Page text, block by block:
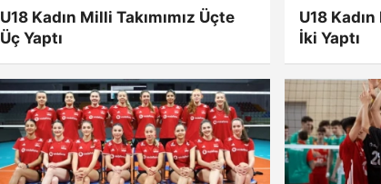
U18 Kadın Milli Takımımız Üçte
Üç Yaptı
U18
İki Yaptı